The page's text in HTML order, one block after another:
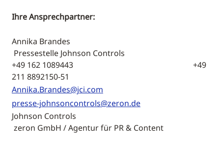
Ihre Ansprechpartner:
Annika Brandes
Pressestelle Johnson Controls
+49 162 1089443 +49
211 8892150-51
Annika.Brandes@jci.com
presse-johnsoncontrols@zeron.de
Johnson Controls
zeron GmbH / Agentur für PR & Content